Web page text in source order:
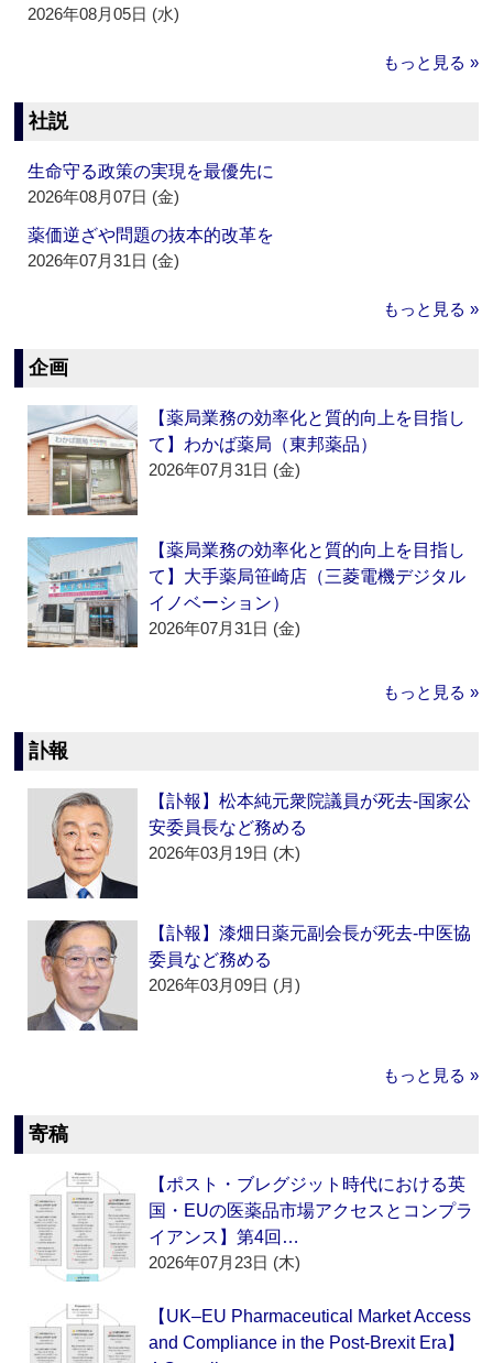
2026年08月05日 (水)
もっと見る »
社説
生命守る政策の実現を最優先に
2026年08月07日 (金)
薬価逆ざや問題の抜本的改革を
2026年07月31日 (金)
もっと見る »
企画
【薬局業務の効率化と質的向上を目指し
て】わかば薬局（東邦薬品）
2026年07月31日 (金)
【薬局業務の効率化と質的向上を目指し
て】大手薬局笹崎店（三菱電機デジタル
イノベーション）
2026年07月31日 (金)
もっと見る »
訃報
【訃報】松本純元衆院議員が死去‐国家公
安委員長など務める
2026年03月19日 (木)
【訃報】漆畑日薬元副会長が死去‐中医協
委員など務める
2026年03月09日 (月)
もっと見る »
寄稿
【ポスト・ブレグジット時代における英
国・EUの医薬品市場アクセスとコンプラ
イアンス】第4回…
2026年07月23日 (木)
【UK–EU Pharmaceutical Market Access
and Compliance in the Post-Brexit Era】